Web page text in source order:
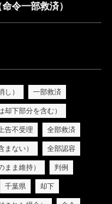
令一部救済）
） 一部救済
下部分を含む）
告不受理 全部救済
ない） 全部認容
ま維持） 判例
千葉県 却下